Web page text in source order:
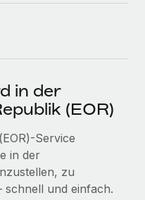
Business-
HR & Compliance
KI-Automatisierung
sein Team mit
in der
(EOR)
Service
in der
zu
schnell und einfach.